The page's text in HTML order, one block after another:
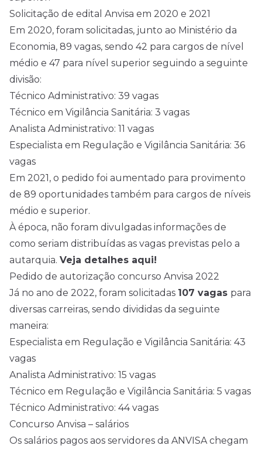
Solicitação de edital Anvisa em 2020 e 2021
Em 2020, foram solicitadas, junto ao Ministério da
Economia, 89 vagas, sendo 42 para cargos de nível
médio e 47 para nível superior seguindo a seguinte
divisão:
Técnico Administrativo: 39 vagas
Técnico em Vigilância Sanitária: 3 vagas
Analista Administrativo: 11 vagas
Especialista em Regulação e Vigilância Sanitária: 36
vagas
Em 2021, o pedido foi aumentado para provimento
de 89 oportunidades também para cargos de níveis
médio e superior.
À época, não foram divulgadas informações de
como seriam distribuídas as vagas previstas pelo a
autarquia. Veja detalhes aqui!
Pedido de autorização concurso Anvisa 2022
Já no ano de 2022, foram solicitadas 107 vagas para
diversas carreiras, sendo divididas da seguinte
maneira:
Especialista em Regulação e Vigilância Sanitária: 43
vagas
Analista Administrativo: 15 vagas
Técnico em Regulação e Vigilância Sanitária: 5 vagas
Técnico Administrativo: 44 vagas
Concurso Anvisa – salários
Os salários pagos aos servidores da ANVISA chegam